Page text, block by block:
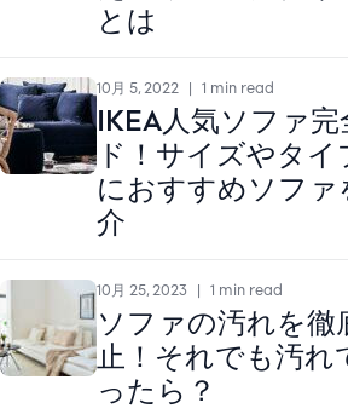
とは
10月 5, 2022 1 min read
IKEA人気ソファ完
ド！サイズやタイ
におすすめソファ
介
10月 25, 2023 1 min read
ソファの汚れを徹
止！それでも汚れ
ったら？